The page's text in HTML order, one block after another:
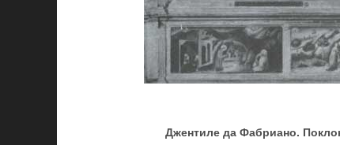
Джентиле да Фабриано.